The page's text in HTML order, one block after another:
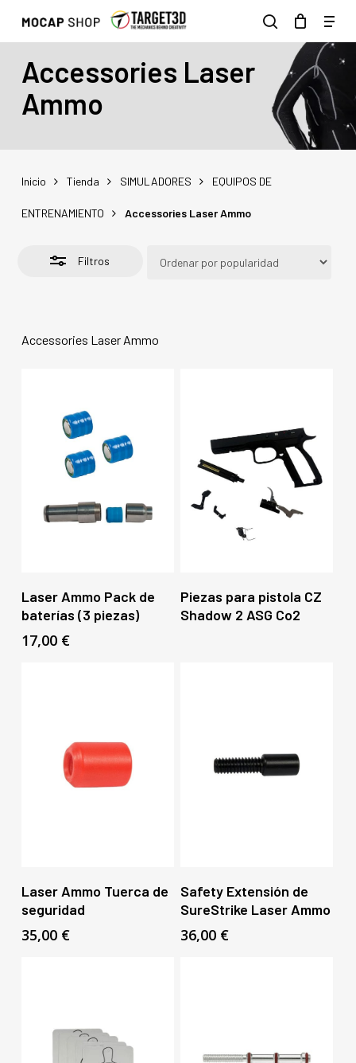
main
content
Menu
Accessories Laser
Ammo
Inicio Tienda SIMULADORES EQUIPOS DE
ENTRENAMIENTO Accessories Laser Ammo
Filtros
Filters
Accessories Laser Ammo
Laser Ammo Pack de
baterías (3 piezas)
17,00 €
Piezas para pistola CZ
Shadow 2 ASG Co2
Laser Ammo Tuerca de
seguridad
35,00 €
Safety Extensión de
SureStrike Laser Ammo
36,00 €